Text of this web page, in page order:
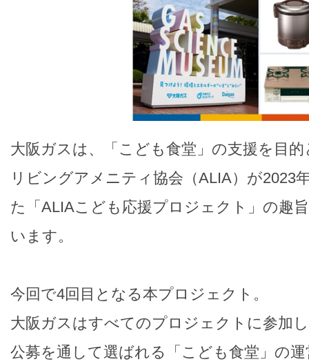
大阪ガスは、「こども食堂」の支援を目
リビングアメニティ協会（ALIA）が2023
た「ALIAこども応援プロジェクト」の趣
います。
今回で4回目となる本プロジェクト。
大阪ガスはすべてのプロジェクトに参加
公募を通して選ばれる「こども食堂」の